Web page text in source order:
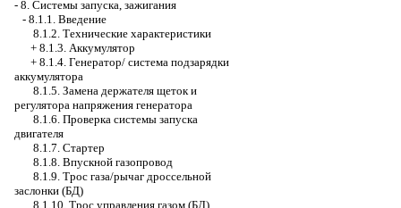
- 8. Системы запуска, зажигания
- 8.1.1. Введение
8.1.2. Технические характеристики
+ 8.1.3. Аккумулятор
+ 8.1.4. Генератор/ система подзарядки
аккумулятора
8.1.5. Замена держателя щеток и
регулятора напряжения генератора
8.1.6. Проверка системы запуска
двигателя
8.1.7. Стартер
8.1.8. Впускной газопровод
8.1.9. Трос газа/рычаг дроссельной
заслонки (БД)
8.1.10. Трос управления газом (БД)